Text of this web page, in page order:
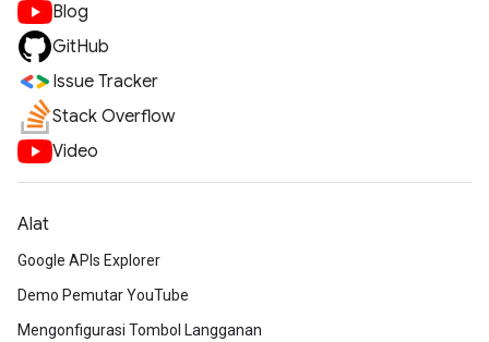
Blog
GitHub
Issue Tracker
Stack Overflow
Video
Alat
Google APIs Explorer
Demo Pemutar YouTube
Mengonfigurasi Tombol Langganan